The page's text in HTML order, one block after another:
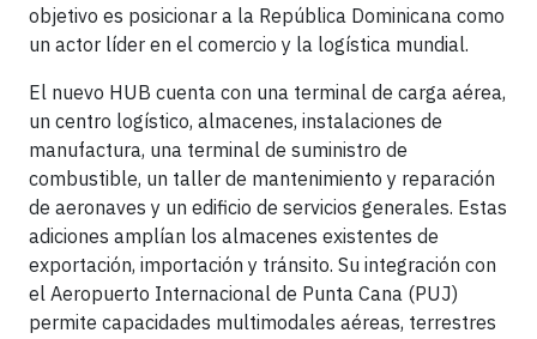
objetivo es posicionar a la República Dominicana como
un actor líder en el comercio y la logística mundial.
El nuevo HUB cuenta con una terminal de carga aérea,
un centro logístico, almacenes, instalaciones de
manufactura, una terminal de suministro de
combustible, un taller de mantenimiento y reparación
de aeronaves y un edificio de servicios generales. Estas
adiciones amplían los almacenes existentes de
exportación, importación y tránsito. Su integración con
el Aeropuerto Internacional de Punta Cana (PUJ)
permite capacidades multimodales aéreas, terrestres